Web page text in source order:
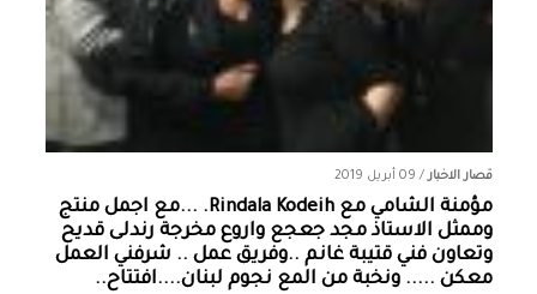
قصار الاخبار/ 09 أبريل 2019
مؤمنة الشامي‏ مع ‏‎Rindala Kodeih‎‏. ...مع اجمل منتج
وممثل الاستاذ مجد جعجع واروع مخرجة رندلى قديح
وتعاون فني قتيبة غانم ..وفريق عمل .. شرفني العمل
معكن ..... ونخبة من المع نجوم لبنان....افتتاح..